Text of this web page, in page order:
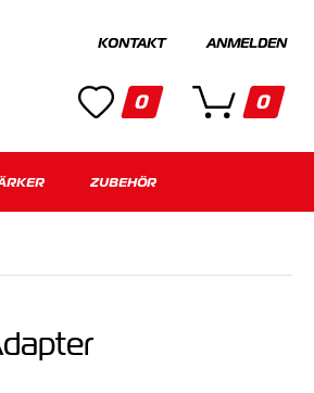
KONTAKT
0
ANMELDEN
0
ZUBEHÖR